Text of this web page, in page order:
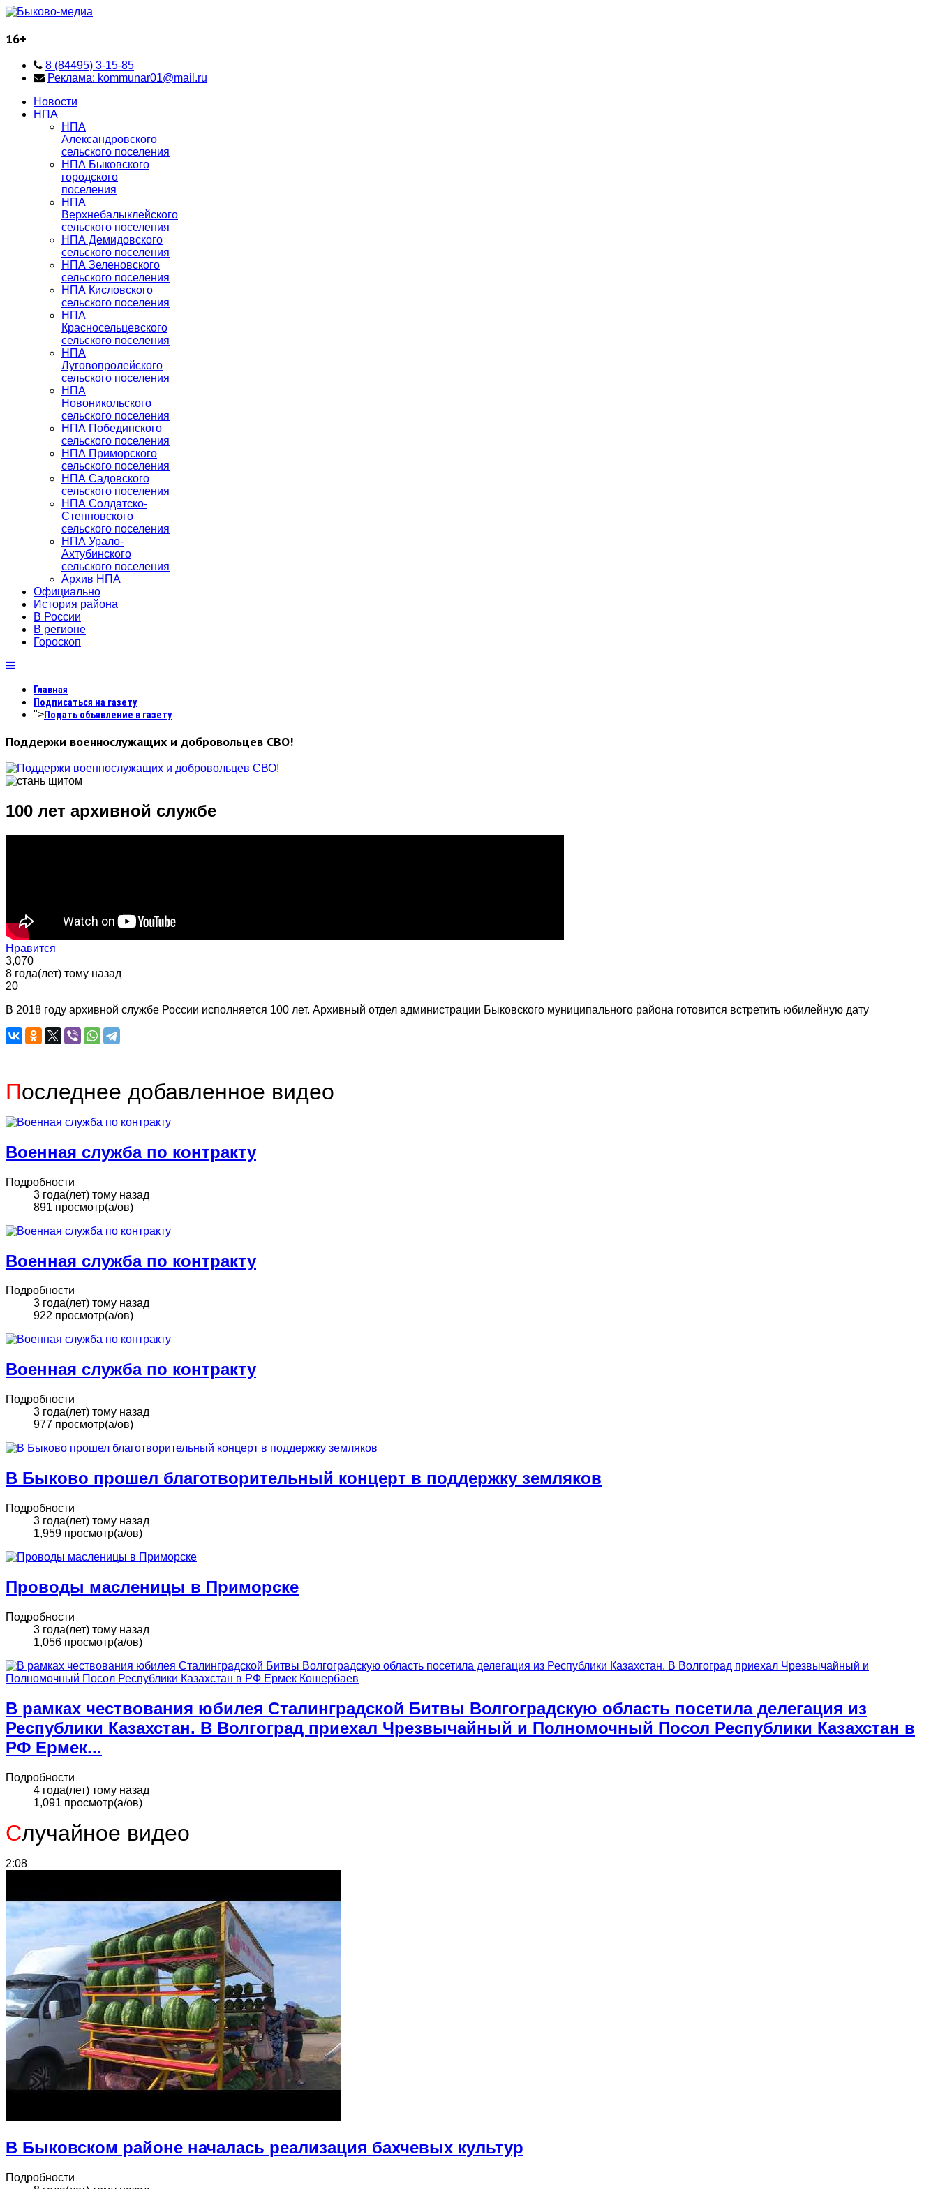
16+
8 (84495) 3-15-85
Реклама: kommunar01@mail.ru
Новости
НПА
НПА
Александровского
сельского поселения
НПА Быковского
городского
поселения
НПА
Верхнебалыклейского
сельского поселения
НПА Демидовского
сельского поселения
НПА Зеленовского
сельского поселения
НПА Кисловского
сельского поселения
НПА
Красносельцевского
сельского поселения
НПА
Луговопролейского
сельского поселения
НПА
Новоникольского
сельского поселения
НПА Побединского
сельского поселения
НПА Приморского
сельского поселения
НПА Садовского
сельского поселения
НПА Солдатско-
Степновского
сельского поселения
НПА Урало-
Ахтубинского
сельского поселения
Архив НПА
Официально
История района
В России
В регионе
Гороскоп
Главная
Подписаться на газету
">Подать объявление в газету
Поддержи военнослужащих и добровольцев СВО!
100 лет архивной службе
Нравится
3,070
8 года(лет) тому назад
20
В 2018 году архивной службе России исполняется 100 лет. Архивный отдел администрации Быковского муниципального района готовится встретить юбилейную дату
Последнее добавленное видео
Военная служба по контракту
Подробности
3 года(лет) тому назад
891 просмотр(а/ов)
Военная служба по контракту
Подробности
3 года(лет) тому назад
922 просмотр(а/ов)
Военная служба по контракту
Подробности
3 года(лет) тому назад
977 просмотр(а/ов)
В Быково прошел благотворительный концерт в поддержку земляков
Подробности
3 года(лет) тому назад
1,959 просмотр(а/ов)
Проводы масленицы в Приморске
Подробности
3 года(лет) тому назад
1,056 просмотр(а/ов)
В рамках чествования юбилея Сталинградской Битвы Волгоградскую область посетила делегация из
Республики Казахстан. В Волгоград приехал Чрезвычайный и Полномочный Посол Республики Казахстан в
РФ Ермек...
Подробности
4 года(лет) тому назад
1,091 просмотр(а/ов)
Случайное видео
2:08
В Быковском районе началась реализация бахчевых культур
Подробности